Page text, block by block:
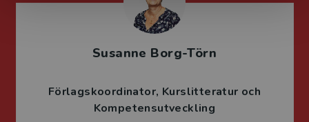
Susanne Borg-Törn
Förlagskoordinator Kurslitteratur och
Kompetensutveckling